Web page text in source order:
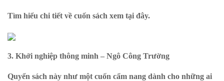
Tìm hiểu chi tiết về cuốn sách xem tại đây.
3. Khởi nghiệp thông minh – Ngô Công Trường
Quyển sách này như một cuốn cẩm nang dành cho những ai